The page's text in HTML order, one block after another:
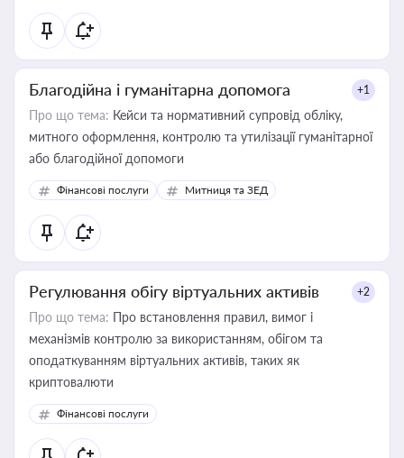
Благодійна і гуманітарна допомога +1
Про що тема: Кейси та нормативний супровід обліку,
митного оформлення, контролю та утилізації гуманітарної
або благодійної допомоги
Фінансові послуги Митниця та ЗЕД
Регулювання обігу віртуальних активів +2
Про що тема: Про встановлення правил, вимог і
механізмів контролю за використанням, обігом та
оподаткуванням віртуальних активів, таких як
криптовалюти
Фінансові послуги